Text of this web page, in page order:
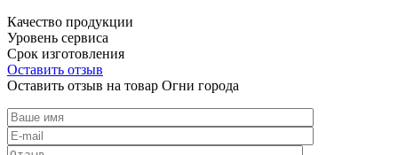
Качество продукции
Уровень сервиса
Срок изготовления
Оставить отзыв
Оставить отзыв на товар Огни города